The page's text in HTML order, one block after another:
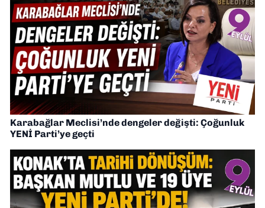
Karabağlar Meclisi’nde dengeler değişti: Çoğunluk
YENİ Parti’ye geçti